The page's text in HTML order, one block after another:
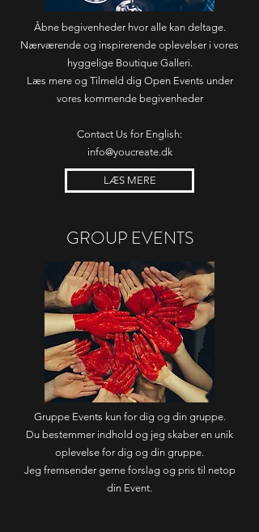
Åbne begivenheder hvor alle kan deltage.
Nærværende og inspirerende oplevelser i vores
hyggelige Boutique Galleri.
Læs mere og Tilmeld dig Open Events under
vores kommende begivenheder
Contact Us for English:
info@youcreate.dk
LÆS MERE
GROUP EVENTS
Gruppe Events kun for dig og din gruppe.
Du bestemmer indhold og jeg skaber en unik
oplevelse for dig og din gruppe.
Jeg fremsender gerne forslag og pris til netop
din Event.